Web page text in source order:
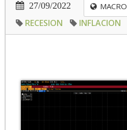
27/09/2022 MACRO
RECESION INFLACION